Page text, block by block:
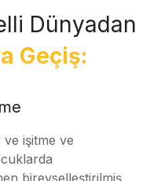
Dünyadan
Geçiş:
işitme ve
bireyselleştirilmiş